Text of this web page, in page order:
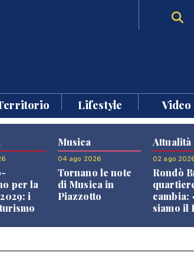
Lifestyle Video
per la
i
Musica
04 ago 2026
Tornano le note
di Musica in
Piazzotto
Attualità
02 ago
Rondò
cambia:
siamo il